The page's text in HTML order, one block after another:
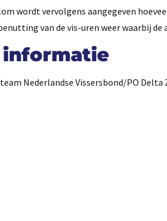
wordt vervolgens aangegeven
van de vis-uren weer waarbij
Nederlandse Vissersbond/PO Delta